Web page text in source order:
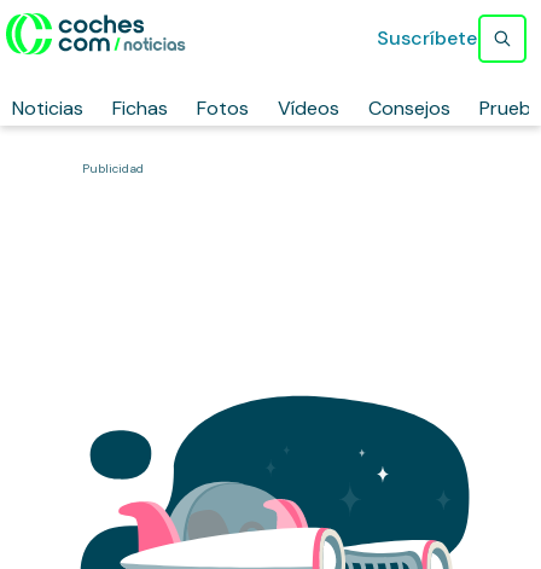
Noticias Fichas Fotos Vídeos Consejos
Suscríbete
Publicidad